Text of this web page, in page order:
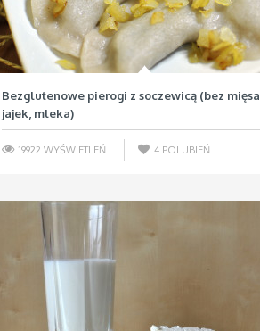
Bezglutenowe pierogi z soczewicą (bez mięsa,
jajek, mleka)
19922 WYŚWIETLEŃ 4 POLUBIEŃ